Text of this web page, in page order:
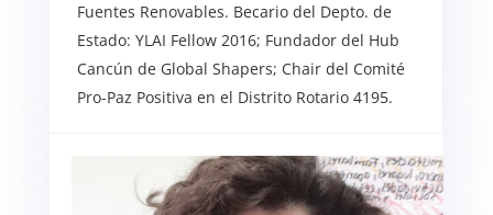
Fuentes Renovables. Becario del Depto. de
Estado: YLAI Fellow 2016; Fundador del Hub
Cancún de Global Shapers; Chair del Comité
Pro-Paz Positiva en el Distrito Rotario 4195.